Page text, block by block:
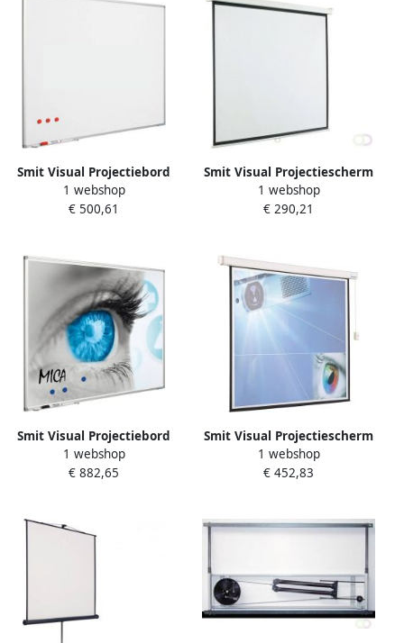
Smit Visual Projectiebord
emailstaal mat wit (16:9)
softline profiel 8mm voor
1 webshop
€ 500,61
Smit Visual Projectiescherm
handbediend (16:10) 4
kaders (290 x 182)
1 webshop
€ 290,21
Smit Visual Projectiebord
Softline profiel 8mm email
wit MICA projectie (1:1)
1 webshop
€ 882,65
Smit Visual Projectiescherm
elektrisch (16:10) 4 kaders
(244x186)
1 webshop
€ 452,83